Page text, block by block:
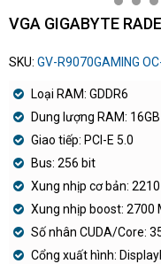
VGA GIGABYTE
SKU: GV-R9070GAMING
Loại RAM: GDDR6
Dung lượng RAM: 16GB
Giao tiếp: PCI-E 5.0
Bus: 256 bit
Xung nhịp cơ bản:
Xung nhịp boost: 2700
Số nhân CUDA/Core:
Cổng xuất hình: